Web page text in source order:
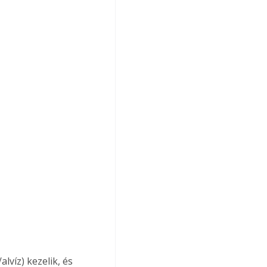
kezelik, és